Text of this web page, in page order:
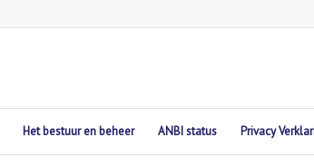
Het bestuur en beheer ANBI status Privacy